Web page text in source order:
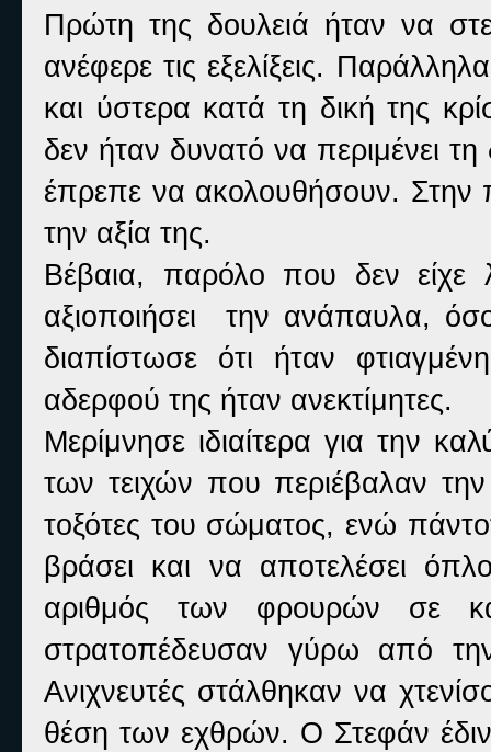
Πρώτη της δουλειά ήταν να
ανέφερε τις εξελίξεις.
και ύστερα κατά τη δική της
δεν ήταν δυνατό να περιμένει
έπρεπε να ακολουθήσουν. Στην
την αξία της.
Βέβαια, παρόλο που δεν
αξιοποιήσει την ανάπαυλα,
διαπίστωσε ότι ήταν
αδερφού της ήταν ανεκτίμητες.
Μερίμνησε ιδιαίτερα για την
των τειχών που περιέβαλαν
τοξότες του σώματος, ενώ
βράσει και να αποτελέσει
αριθμός των φρουρών σε
στρατοπέδευσαν γύρω από
Ανιχνευτές στάλθηκαν να
θέση των εχθρών. Ο Στεφάν